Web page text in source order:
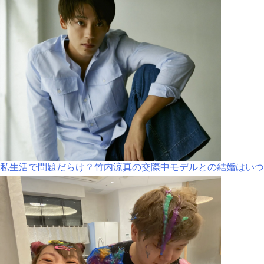
私生活で問題だらけ？竹内涼真の交際中モデルとの結婚はい